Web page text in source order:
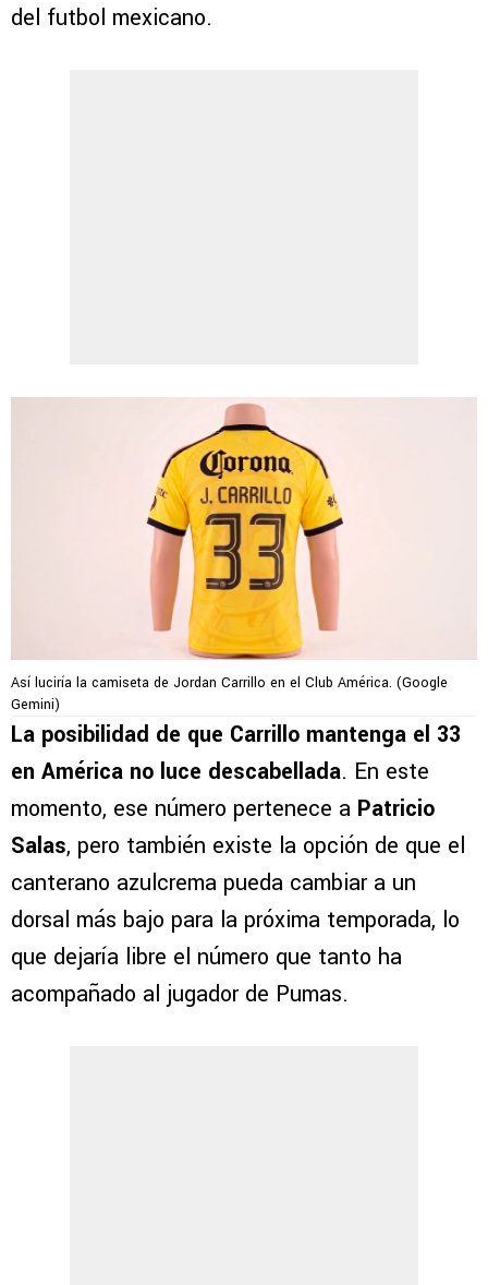
del futbol mexicano.
Así luciría la camiseta de Jordan Carrillo en el Club América. (Google
Gemini)
La posibilidad de que Carrillo mantenga el 33
en América no luce descabellada. En este
momento, ese número pertenece a Patricio
Salas, pero también existe la opción de que el
canterano azulcrema pueda cambiar a un
dorsal más bajo para la próxima temporada, lo
que dejaría libre el número que tanto ha
acompañado al jugador de Pumas.